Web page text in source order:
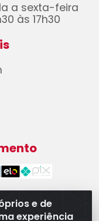
e de
experiência
a sexta-feira
às 17h30
LTDA - CNPJ